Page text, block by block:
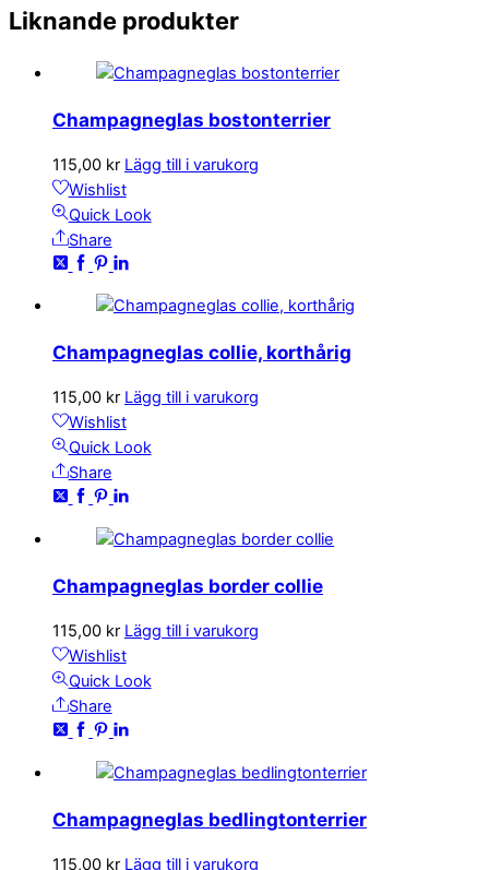
Liknande produkter
Champagneglas bostonterrier
115,00 kr Lägg till i varukorg
Wishlist
Quick Look
Share
Champagneglas collie, korthårig
115,00 kr Lägg till i varukorg
Wishlist
Quick Look
Share
Champagneglas border collie
115,00 kr Lägg till i varukorg
Wishlist
Quick Look
Share
Champagneglas bedlingtonterrier
115,00 kr Lägg till i varukorg